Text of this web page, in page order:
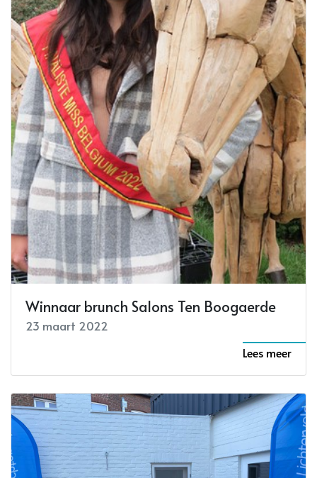
Winnaar brunch Salons Ten Boogaerde
23 maart 2022
Lees meer